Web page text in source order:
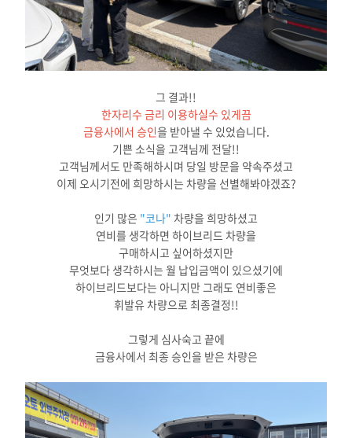
그 결과!!
한자리수 금리 이용하실수 있게끔
금융사에서 승인을 받아낼 수 있었습니다.
기쁜 소식을 고객님께 전달!!
고객님께서도 만족해하시며 당일 방문을 약속주셨고
이제 오시기전에 희망하시는 차량을 선별해봐야겠죠?
인기 많은 "코나" 차량을 희망하셨고
연비를 생각하면 하이브리드 차량을
구매하시고 싶어하셨지만
무엇보다 생각하시는 월 납입금액이 있으셨기에
하이브리드보다는 아니지만 그래도 연비좋은
휘발유 차량으로 최종결정!!
그렇게 심사숙고 끝에
금융사에서 최종 승인을 받은 차량은